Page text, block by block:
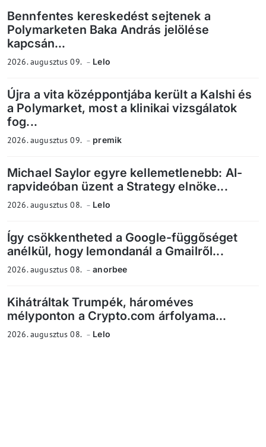
Bennfentes kereskedést sejtenek a
Polymarketen Baka András jelölése
kapcsán...
2026. augusztus 09. Lelo
Újra a vita középpontjába került a Kalshi és
a Polymarket, most a klinikai vizsgálatok
fog...
2026. augusztus 09. premik
Michael Saylor egyre kellemetlenebb: AI-
rapvideóban üzent a Strategy elnöke...
2026. augusztus 08. Lelo
Így csökkentheted a Google-függőséget
anélkül, hogy lemondanál a Gmailről...
2026. augusztus 08. anorbee
Kihátráltak Trumpék, hároméves
mélyponton a Crypto.com árfolyama...
2026. augusztus 08. Lelo